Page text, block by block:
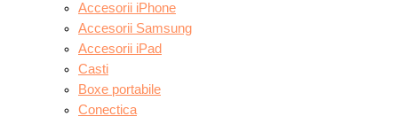
Accesorii iPhone
Accesorii Samsung
Accesorii iPad
Casti
Boxe portabile
Conectica